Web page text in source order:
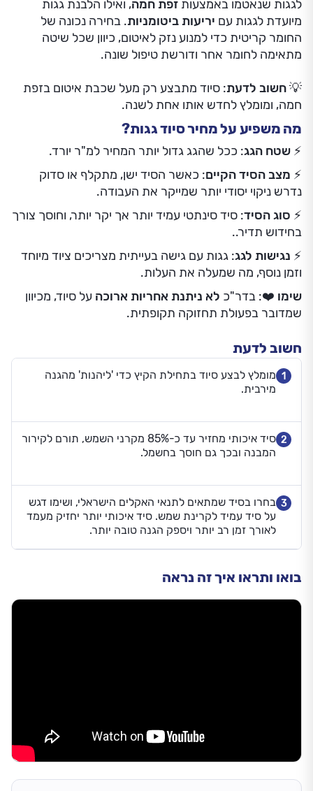
לגגות שנאטמו באמצעות זפת חמה, ואילו הלבנת גגות
מיועדת לגגות עם יריעות ביטומניות. בחירה נכונה של
החומר קריטית כדי למנוע נזק לאיטום, כיוון שכל שיטה
מתאימה לחומר אחר ודורשת טיפול שונה.
💡חשוב לדעת: סיוד מתבצע רק מעל שכבת איטום בזפת
חמה, ומומלץ לחדש אותו אחת לשנה.
מה משפיע על מחיר סיוד גגות?
⚡ שטח הגג: ככל שהגג גדול יותר המחיר למ"ר יורד.
⚡ מצב הסיד הקיים: כאשר הסיד ישן, מתקלף או סדוק
נדרש ניקוי יסודי יותר שמייקר את העבודה.
⚡ סוג הסיד: סיד סינתטי עמיד יותר אך יקר יותר, וחוסך צורך
בחידוש תדיר..
⚡ נגישות לגג: גגות עם גישה בעייתית מצריכים ציוד מיוחד
וזמן נוסף, מה שמעלה את העלות.
שימו ❤️: בדר"כ לא ניתנת אחריות ארוכה על סיוד, מכיוון
שמדובר בפעולת תחזוקה תקופתית.
חשוב לדעת
1 מומלץ לבצע סיוד בתחילת הקיץ כדי 'ליהנות' מהגנה
מירבית.
2
סיד איכותי מחזיר עד כ-85% מקרני השמש, תורם לקירור
המבנה ובכך גם חוסך בחשמל.
3 בחרו בסיד שמתאים לתנאי האקלים הישראלי, ושימו דגש
על סיד עמיד לקרינת שמש. סיד איכותי יותר יחזיק מעמד
לאורך זמן רב יותר ויספק הגנה טובה יותר.
בואו ותראו איך זה נראה